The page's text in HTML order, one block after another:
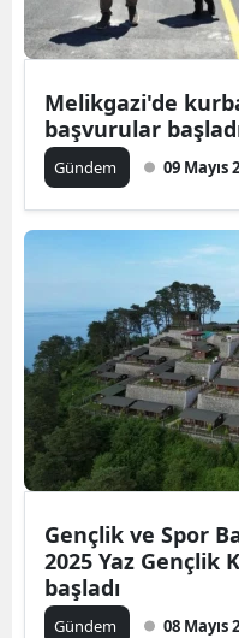
Melikgazi'de
başvurular
Gündem 09 Mayıs
Gençlik ve Spor
2025 Yaz Gençlik
başladı
Gündem 08 Mayıs